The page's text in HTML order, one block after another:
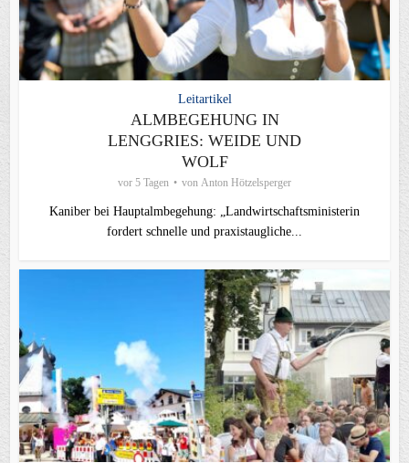
Leitartikel
ALMBEGEHUNG IN
LENGGRIES: WEIDE UND
WOLF
vor 5 Tagen von Anton Hötzelsperger
Kaniber bei Hauptalmbegehung: „Landwirtschaftsministerin
fordert schnelle und praxistaugliche...